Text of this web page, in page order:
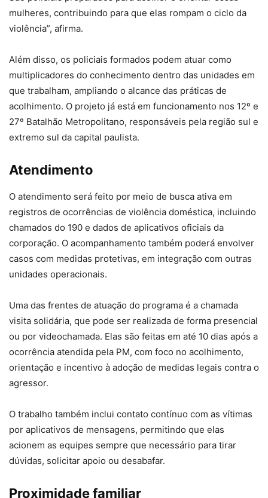
mulheres, contribuindo para que elas rompam o ciclo da
violência”, afirma.
Além disso, os policiais formados podem atuar como
multiplicadores do conhecimento dentro das unidades em
que trabalham, ampliando o alcance das práticas de
acolhimento. O projeto já está em funcionamento nos 12º e
27º Batalhão Metropolitano, responsáveis pela região sul e
extremo sul da capital paulista.
Atendimento
O atendimento será feito por meio de busca ativa em
registros de ocorrências de violência doméstica, incluindo
chamados do 190 e dados de aplicativos oficiais da
corporação. O acompanhamento também poderá envolver
casos com medidas protetivas, em integração com outras
unidades operacionais.
Uma das frentes de atuação do programa é a chamada
visita solidária, que pode ser realizada de forma presencial
ou por videochamada. Elas são feitas em até 10 dias após a
ocorrência atendida pela PM, com foco no acolhimento,
orientação e incentivo à adoção de medidas legais contra o
agressor.
O trabalho também inclui contato contínuo com as vítimas
por aplicativos de mensagens, permitindo que elas
acionem as equipes sempre que necessário para tirar
dúvidas, solicitar apoio ou desabafar.
Proximidade familiar